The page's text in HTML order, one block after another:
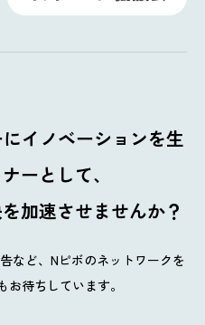
イノベーションを生
ーとして、
加速させませんか？
など、Nピボのネットワークを
待ちしています。